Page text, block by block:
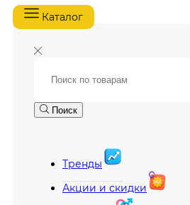
Каталог
Поиск
Тренды
Акции и скидки